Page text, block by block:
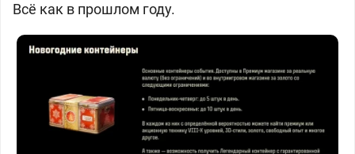
Всё как в прошлом году.